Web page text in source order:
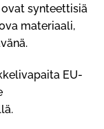
synteettisiä
materiaali,
EU-